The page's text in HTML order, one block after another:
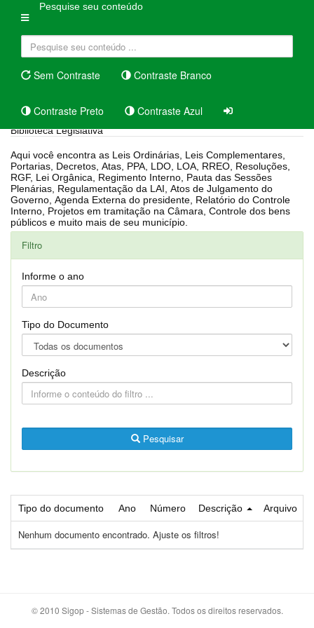
Pesquise seu conteúdo
Sem Contraste Contraste Branco
Contraste Preto Contraste Azul
Biblioteca Legislativa
Aqui você encontra as Leis Ordinárias, Leis Complementares,
Portarias, Decretos, Atas, PPA, LDO, LOA, RREO, Resoluções,
RGF, Lei Orgânica, Regimento Interno, Pauta das Sessões
Plenárias, Regulamentação da LAI, Atos de Julgamento do
Governo, Agenda Externa do presidente, Relatório do Controle
Interno, Projetos em tramitação na Câmara, Controle dos bens
públicos e muito mais de seu município.
Filtro
Informe o ano
Tipo do Documento
Descrição
Pesquisar
Tipo do documento Ano Número Descrição Arquivo
Nenhum documento encontrado. Ajuste os filtros!
© 2010 Sigop - Sistemas de Gestão. Todos os direitos reservados.